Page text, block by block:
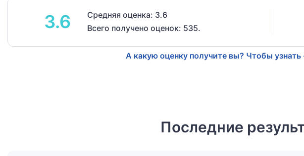
3.6
Средняя оценка: 3.6
Всего получено оценок: 535.
А какую оценку получите вы? Чтобы узнать
Последние